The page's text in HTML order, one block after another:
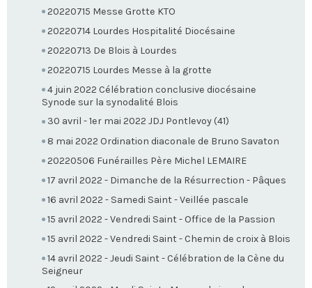
20220715 Messe Grotte KTO
20220714 Lourdes Hospitalité Diocésaine
20220713 De Blois à Lourdes
20220715 Lourdes Messe à la grotte
4 juin 2022 Célébration conclusive diocésaine
Synode sur la synodalité Blois
30 avril - 1er mai 2022 JDJ Pontlevoy (41)
8 mai 2022 Ordination diaconale de Bruno Savaton
20220506 Funérailles Père Michel LEMAIRE
17 avril 2022 - Dimanche de la Résurrection - Pâques
16 avril 2022 - Samedi Saint - Veillée pascale
15 avril 2022 - Vendredi Saint - Office de la Passion
15 avril 2022 - Vendredi Saint - Chemin de croix à Blois
14 avril 2022 - Jeudi Saint - Célébration de la Cène du
Seigneur